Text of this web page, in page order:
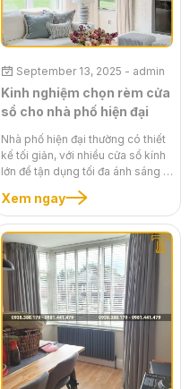
September 13, 2025 - admin
Kinh nghiệm chọn rèm cửa
sổ cho nhà phố hiện đại
Nhà phố hiện đại thường có thiết
kế tối giản, với nhiều cửa sổ kính
lớn để tận dụng tối đa ánh sáng tự
nhiên. Tuy nhiên, điều này cũng
mang lại những thách thức như
nắng gắt, bụi bẩn và tiếng ồn.
Một bộ rèm cửa sổ cho nhà phố
hiện đại không chỉ có chức năng
che chắn mà còn là một điểm
nhấn tinh tế, giúp không gian trở
nên sang trọng, ấm cúng và đầy
tiện nghi. Bài viết này sẽ chia sẻ
những kinh nghiệm chuyên sâu,
giúp bạn lựa chọn và lắp đặt rèm
cửa sổ một cách thông minh, phù
hợp nhất với phong cách kiến
Xem ngay